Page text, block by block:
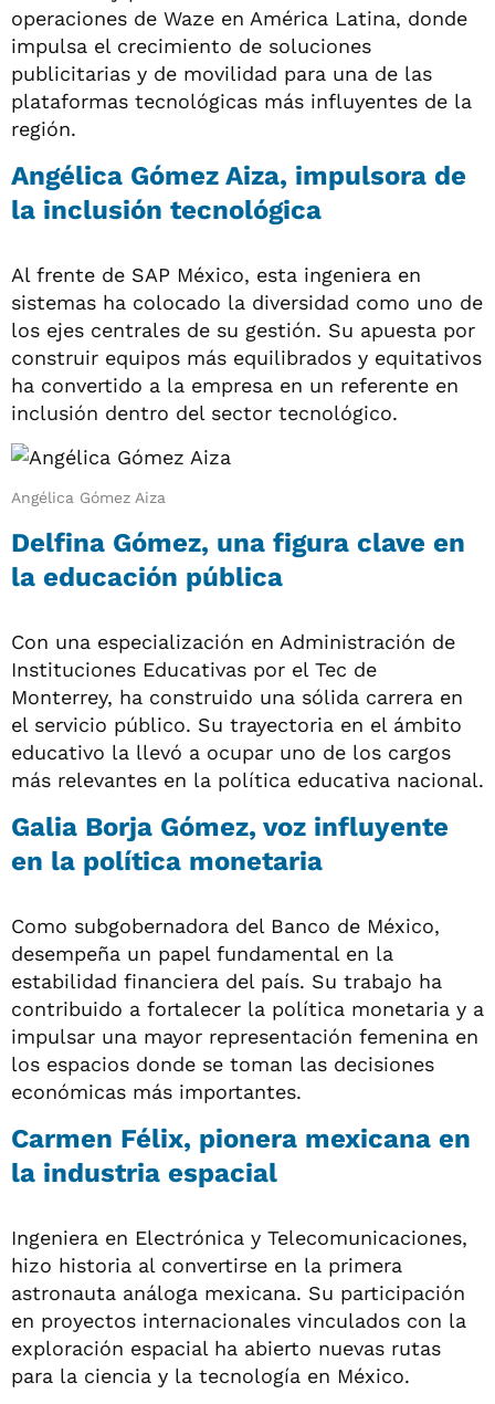
operaciones de Waze en América Latina, donde
impulsa el crecimiento de soluciones
publicitarias y de movilidad para una de las
plataformas tecnológicas más influyentes de la
región.
Angélica Gómez Aiza, impulsora de
la inclusión tecnológica
Al frente de SAP México, esta ingeniera en
sistemas ha colocado la diversidad como uno de
los ejes centrales de su gestión. Su apuesta por
construir equipos más equilibrados y equitativos
ha convertido a la empresa en un referente en
inclusión dentro del sector tecnológico.
Angélica Gómez Aiza
Delfina Gómez, una figura clave en
la educación pública
Con una especialización en Administración de
Instituciones Educativas por el Tec de
Monterrey, ha construido una sólida carrera en
el servicio público. Su trayectoria en el ámbito
educativo la llevó a ocupar uno de los cargos
más relevantes en la política educativa nacional.
Galia Borja Gómez, voz influyente
en la política monetaria
Como subgobernadora del Banco de México,
desempeña un papel fundamental en la
estabilidad financiera del país. Su trabajo ha
contribuido a fortalecer la política monetaria y a
impulsar una mayor representación femenina en
los espacios donde se toman las decisiones
económicas más importantes.
Carmen Félix, pionera mexicana en
la industria espacial
Ingeniera en Electrónica y Telecomunicaciones,
hizo historia al convertirse en la primera
astronauta análoga mexicana. Su participación
en proyectos internacionales vinculados con la
exploración espacial ha abierto nuevas rutas
para la ciencia y la tecnología en México.